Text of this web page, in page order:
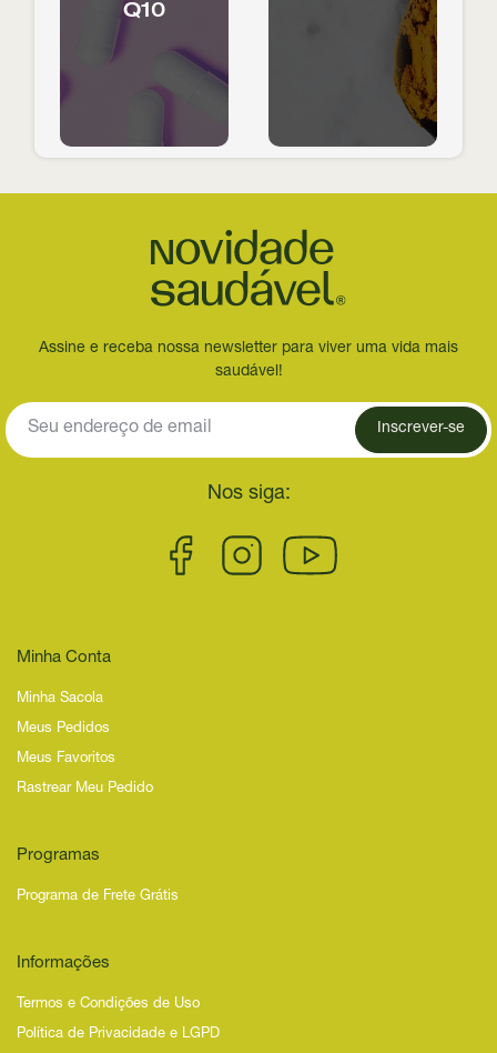
Q10
Assine e receba nossa newsletter para viver uma vida mais
saudável!
Inscrever-se
Nos siga:
Minha Conta
Minha Sacola
Meus Pedidos
Meus Favoritos
Rastrear Meu Pedido
Programas
Programa de Frete Grátis
Informações
Termos e Condições de Uso
Política de Privacidade e LGPD